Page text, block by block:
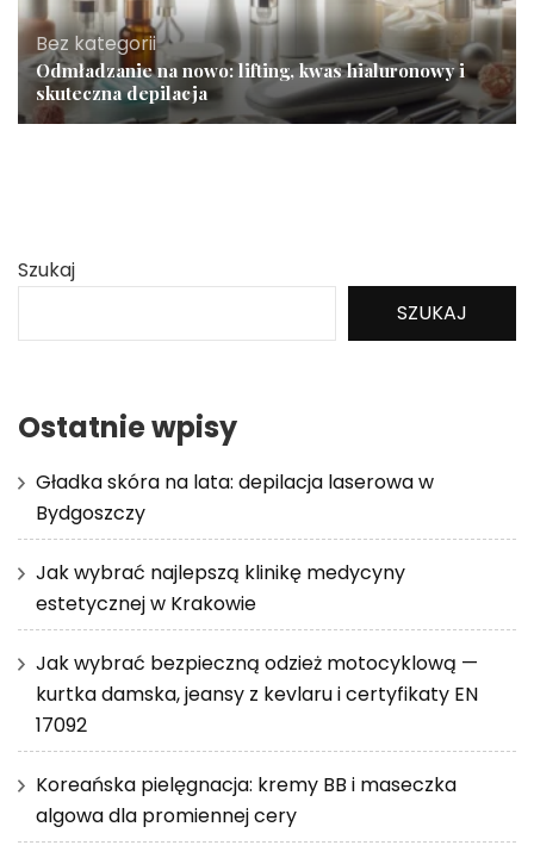
Bez kategorii
Odmładzanie na nowo: lifting, kwas hialuronowy i
skuteczna depilacja
Szukaj
SZUKAJ
Ostatnie wpisy
Gładka skóra na lata: depilacja laserowa w
Bydgoszczy
Jak wybrać najlepszą klinikę medycyny
estetycznej w Krakowie
Jak wybrać bezpieczną odzież motocyklową —
kurtka damska, jeansy z kevlaru i certyfikaty EN
17092
Koreańska pielęgnacja: kremy BB i maseczka
algowa dla promiennej cery